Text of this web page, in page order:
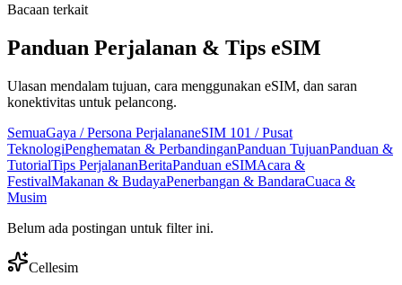
Bacaan terkait
Panduan Perjalanan & Tips eSIM
Ulasan mendalam tujuan, cara menggunakan eSIM, dan saran
konektivitas untuk pelancong.
SemuaGaya / Persona PerjalananeSIM 101 / Pusat
TeknologiPenghematan & PerbandinganPanduan TujuanPanduan &
TutorialTips PerjalananBeritaPanduan eSIMAcara &
FestivalMakanan & BudayaPenerbangan & BandaraCuaca &
Musim
Belum ada postingan untuk filter ini.
Cellesim